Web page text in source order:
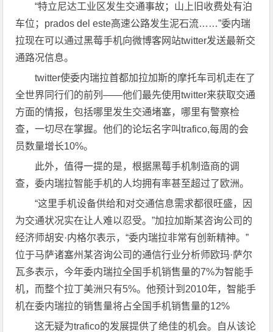
“特立尼达工业区发生交通事故；山上旧收费处有泊
车位；prados del este高速公路发生泥石流……”委内瑞
拉现在可以通过黑莓手机向微博客网站twitter发送最新交
通路况信息。
twitter使委内瑞拉首都加拉加斯的摩托车司机走在了
全世界同行们的前列——他们最先使用twitter来获取交通
方面的情报，包括哪里发生交通堵塞，哪里有警察检
查，一切尽在掌握。他们的论坛名字叫trafico,每周的会
员数量增长10%。
此外，值得一提的是，根据黑莓手机制造商的调
查，委内瑞拉智能手机的人均拥有率甚至超过了欧洲。
“这里手机设备供给和对交通信息需求都很旺盛，因
为交通状况实在让人难以忍受。”加拉加斯某咨询公司的
经济师胡安·内格尔表示，“委内瑞拉非常有创新精神。”
位于马萨诸塞州某咨询公司的通信行业分析师欧玛·萨尔
瓦多表示，今年委内瑞拉全国手机销售量的7%为智能手
机，而整个拉丁美洲只有5%。他预计到2010年，智能手
机在委内瑞拉的销售量将占全国手机销售量的12%
这无疑为trafico的发展提供了绝佳的机会。自从该论